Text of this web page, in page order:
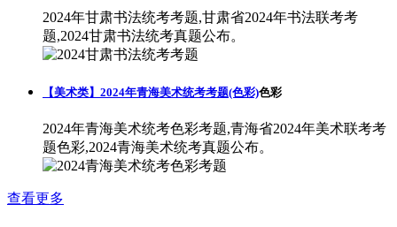
2024年甘肃书法统考考题,甘肃省2024年书法联考考
题,2024甘肃书法统考真题公布。
【美术类】2024年青海美术统考考题(色彩)色彩
2024年青海美术统考色彩考题,青海省2024年美术联考考
题色彩,2024青海美术统考真题公布。
查看更多